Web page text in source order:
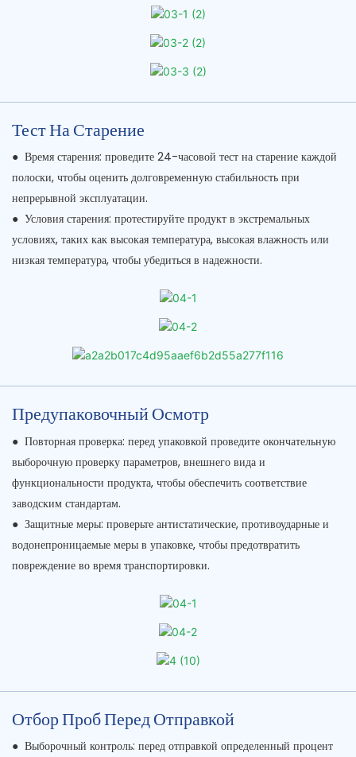
Тест На Старение
● Время старения: проведите 24-часовой тест на старение каждой
полоски, чтобы оценить долговременную стабильность при
непрерывной эксплуатации.
● Условия старения: протестируйте продукт в экстремальных
условиях, таких как высокая температура, высокая влажность или
низкая температура, чтобы убедиться в надежности.
Предупаковочный Осмотр
● Повторная проверка: перед упаковкой проведите окончательную
выборочную проверку параметров, внешнего вида и
функциональности продукта, чтобы обеспечить соответствие
заводским стандартам.
● Защитные меры: проверьте антистатические, противоударные и
водонепроницаемые меры в упаковке, чтобы предотвратить
повреждение во время транспортировки.
Отбор Проб Перед Отправкой
● Выборочный контроль: перед отправкой определенный процент